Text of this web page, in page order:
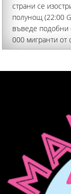
страни се
полунощ (22:00
въведе подобни
000 мигранти от
Сеута, съобщава